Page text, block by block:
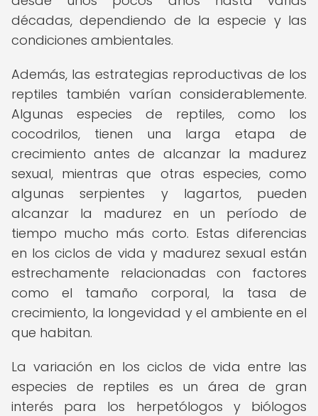
décadas, dependiendo de la especie y las
condiciones ambientales.
Además, las estrategias reproductivas de los
reptiles también varían considerablemente.
Algunas especies de reptiles, como los
cocodrilos, tienen una larga etapa de
crecimiento antes de alcanzar la madurez
sexual, mientras que otras especies, como
algunas serpientes y lagartos, pueden
alcanzar la madurez en un período de
tiempo mucho más corto. Estas diferencias
en los ciclos de vida y madurez sexual están
estrechamente relacionadas con factores
como el tamaño corporal, la tasa de
crecimiento, la longevidad y el ambiente en el
que habitan.
La variación en los ciclos de vida entre las
especies de reptiles es un área de gran
interés para los herpetólogos y biólogos